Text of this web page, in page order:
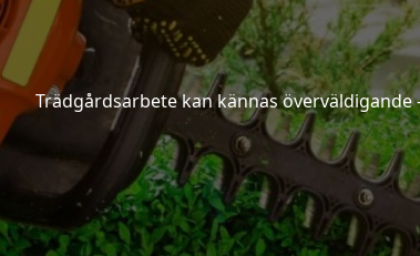
Trädgårdsarbete kan kännas